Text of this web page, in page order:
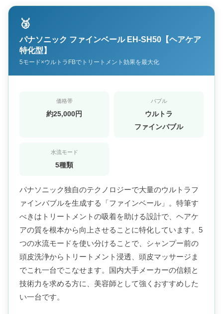
🥉
パナソニック ファインベール EH-SH50【ヘアケア
特化型】
5モード×ウルトラFBでトリートメント効果を最大化
価格帯
約25,000円
バブル
ウルトラ
ファインバブル
水流モード
5種類
パナソニック独自のテクノロジーで大量のウルトラフ
ァインバブルを生成する「ファインベール」。特筆す
べきはトリートメントの吸着を助ける設計で、ヘアケ
アの質を根本から向上させることに特化しています。5
つの水流モードを使い分けることで、シャンプー前の
頭皮洗浄からトリートメント浸透、頭皮マッサージま
でこれ一台でこなせます。国内大手メーカーの信頼と
技術力を求める方に、美容師として強くおすすめした
い一台です。